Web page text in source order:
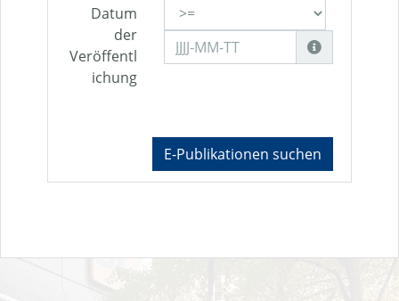
Datum
der
Veröffentl
ichung
E-Publikationen suchen